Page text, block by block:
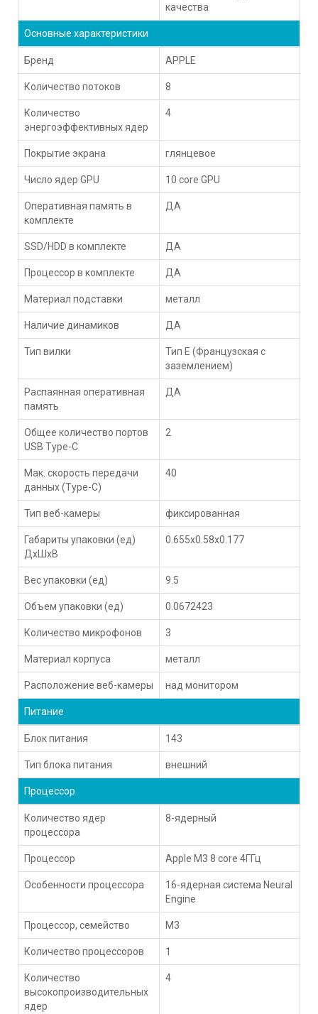
качества
Основные характеристики
Бренд APPLE
Количество потоков 8
Количество
энергоэффективных ядер
4
Покрытие экрана глянцевое
Число ядер GPU 10 core GPU
Оперативная память в
комплекте
ДА
SSD/HDD в комплекте ДА
Процессор в комплекте ДА
Материал подставки металл
Наличие динамиков ДА
Тип вилки
Тип E (Французская с
заземлением)
Распаянная оперативная
память
ДА
Общее количество портов
USB Type-С
2
Мак. скорость передачи
данных (Type-C)
40
Тип веб-камеры фиксированная
Габариты упаковки (ед)
ДхШхВ
0.655x0.58x0.177
Вес упаковки (ед) 9.5
Объем упаковки (ед) 0.0672423
Количество микрофонов 3
Материал корпуса металл
Расположение веб-камеры над монитором
Питание
Блок питания 143
Тип блока питания внешний
Процессор
Количество ядер
процессора
8-ядерный
Процессор Apple M3 8 core 4ГГц
Особенности процессора
16-ядерная система Neural
Engine
Процессор, семейство M3
Количество процессоров 1
Количество
высокопроизводительных
ядер
4